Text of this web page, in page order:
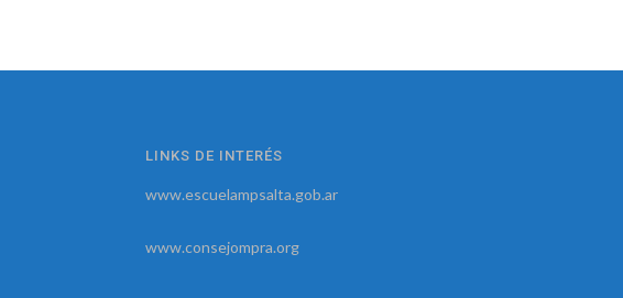
LINKS DE INTERÉS
www.escuelampsalta.gob.ar
www.consejompra.org